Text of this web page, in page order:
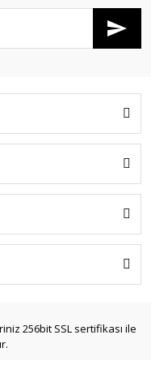
256bit SSL sertifikası ile